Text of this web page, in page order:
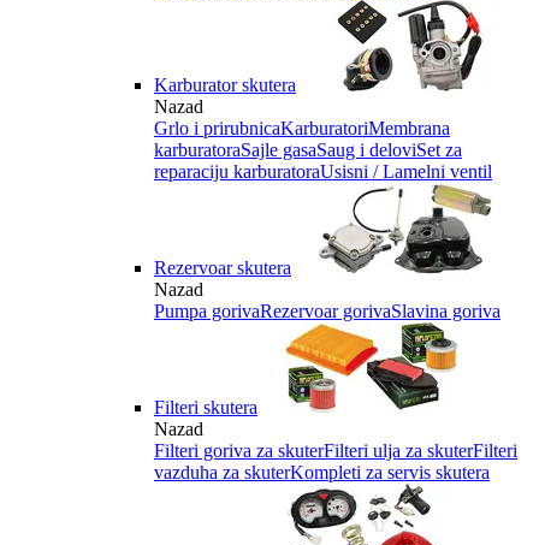
Karburator skutera
Nazad
Grlo i prirubnicaKarburatoriMembrana
karburatoraSajle gasaSaug i deloviSet za
reparaciju karburatoraUsisni / Lamelni ventil
Rezervoar skutera
Nazad
Pumpa gorivaRezervoar gorivaSlavina goriva
Filteri skutera
Nazad
Filteri goriva za skuterFilteri ulja za skuterFilteri
vazduha za skuterKompleti za servis skutera